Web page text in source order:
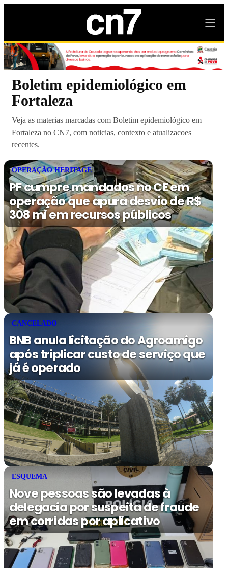
Boletim epidemiológico em
Fortaleza
Veja as materias marcadas com Boletim epidemiológico em
Fortaleza no CN7, com noticias, contexto e atualizacoes
recentes.
OPERAÇÃO HERITAGE
PF cumpre mandados no CE em
operação que apura desvio de R$
308 mi em recursos públicos
CANCELADO
BNB anula licitação do Agroamigo
após triplicar custo de serviço que
já é operado
ESQUEMA
Nove pessoas são levadas à
delegacia por suspeita de fraude
em corridas por aplicativo